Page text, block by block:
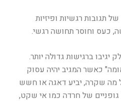
תגובות רגשיות ופיזיות
כעס וחוסר תחושה רגשי.
ברגישות גדולה יותר.
כאשר המגיב יהיה עסוק
מה שקרה, יביע דאגה או חשש
של חרדה כמו אי שקט,